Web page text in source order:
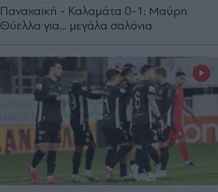
Παναχαϊκή - Καλαμάτα 0-1: Μαύρη
Θύελλα για... μεγάλα σαλόνια